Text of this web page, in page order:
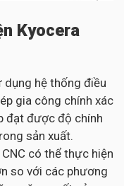
Kyocera
dụng hệ thống điều
gia công chính xác
đạt được độ chính
sản xuất.
có thể thực hiện
so với các phương